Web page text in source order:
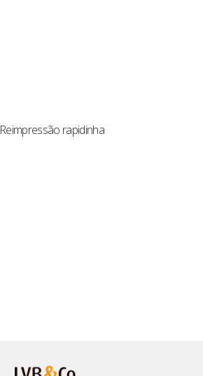
Reimpressão rapidinha